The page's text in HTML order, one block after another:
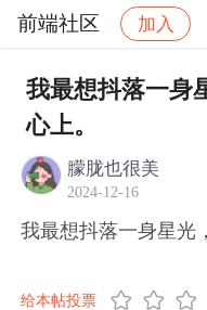
前端社区 加入
社区 前端社区
我最想抖落一身
心上。
朦胧也很美
2024-12-16
我最想抖落一身星光
给本帖投票